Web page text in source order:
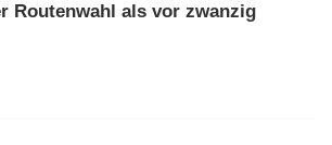
Routenwahl als vor zwanzig